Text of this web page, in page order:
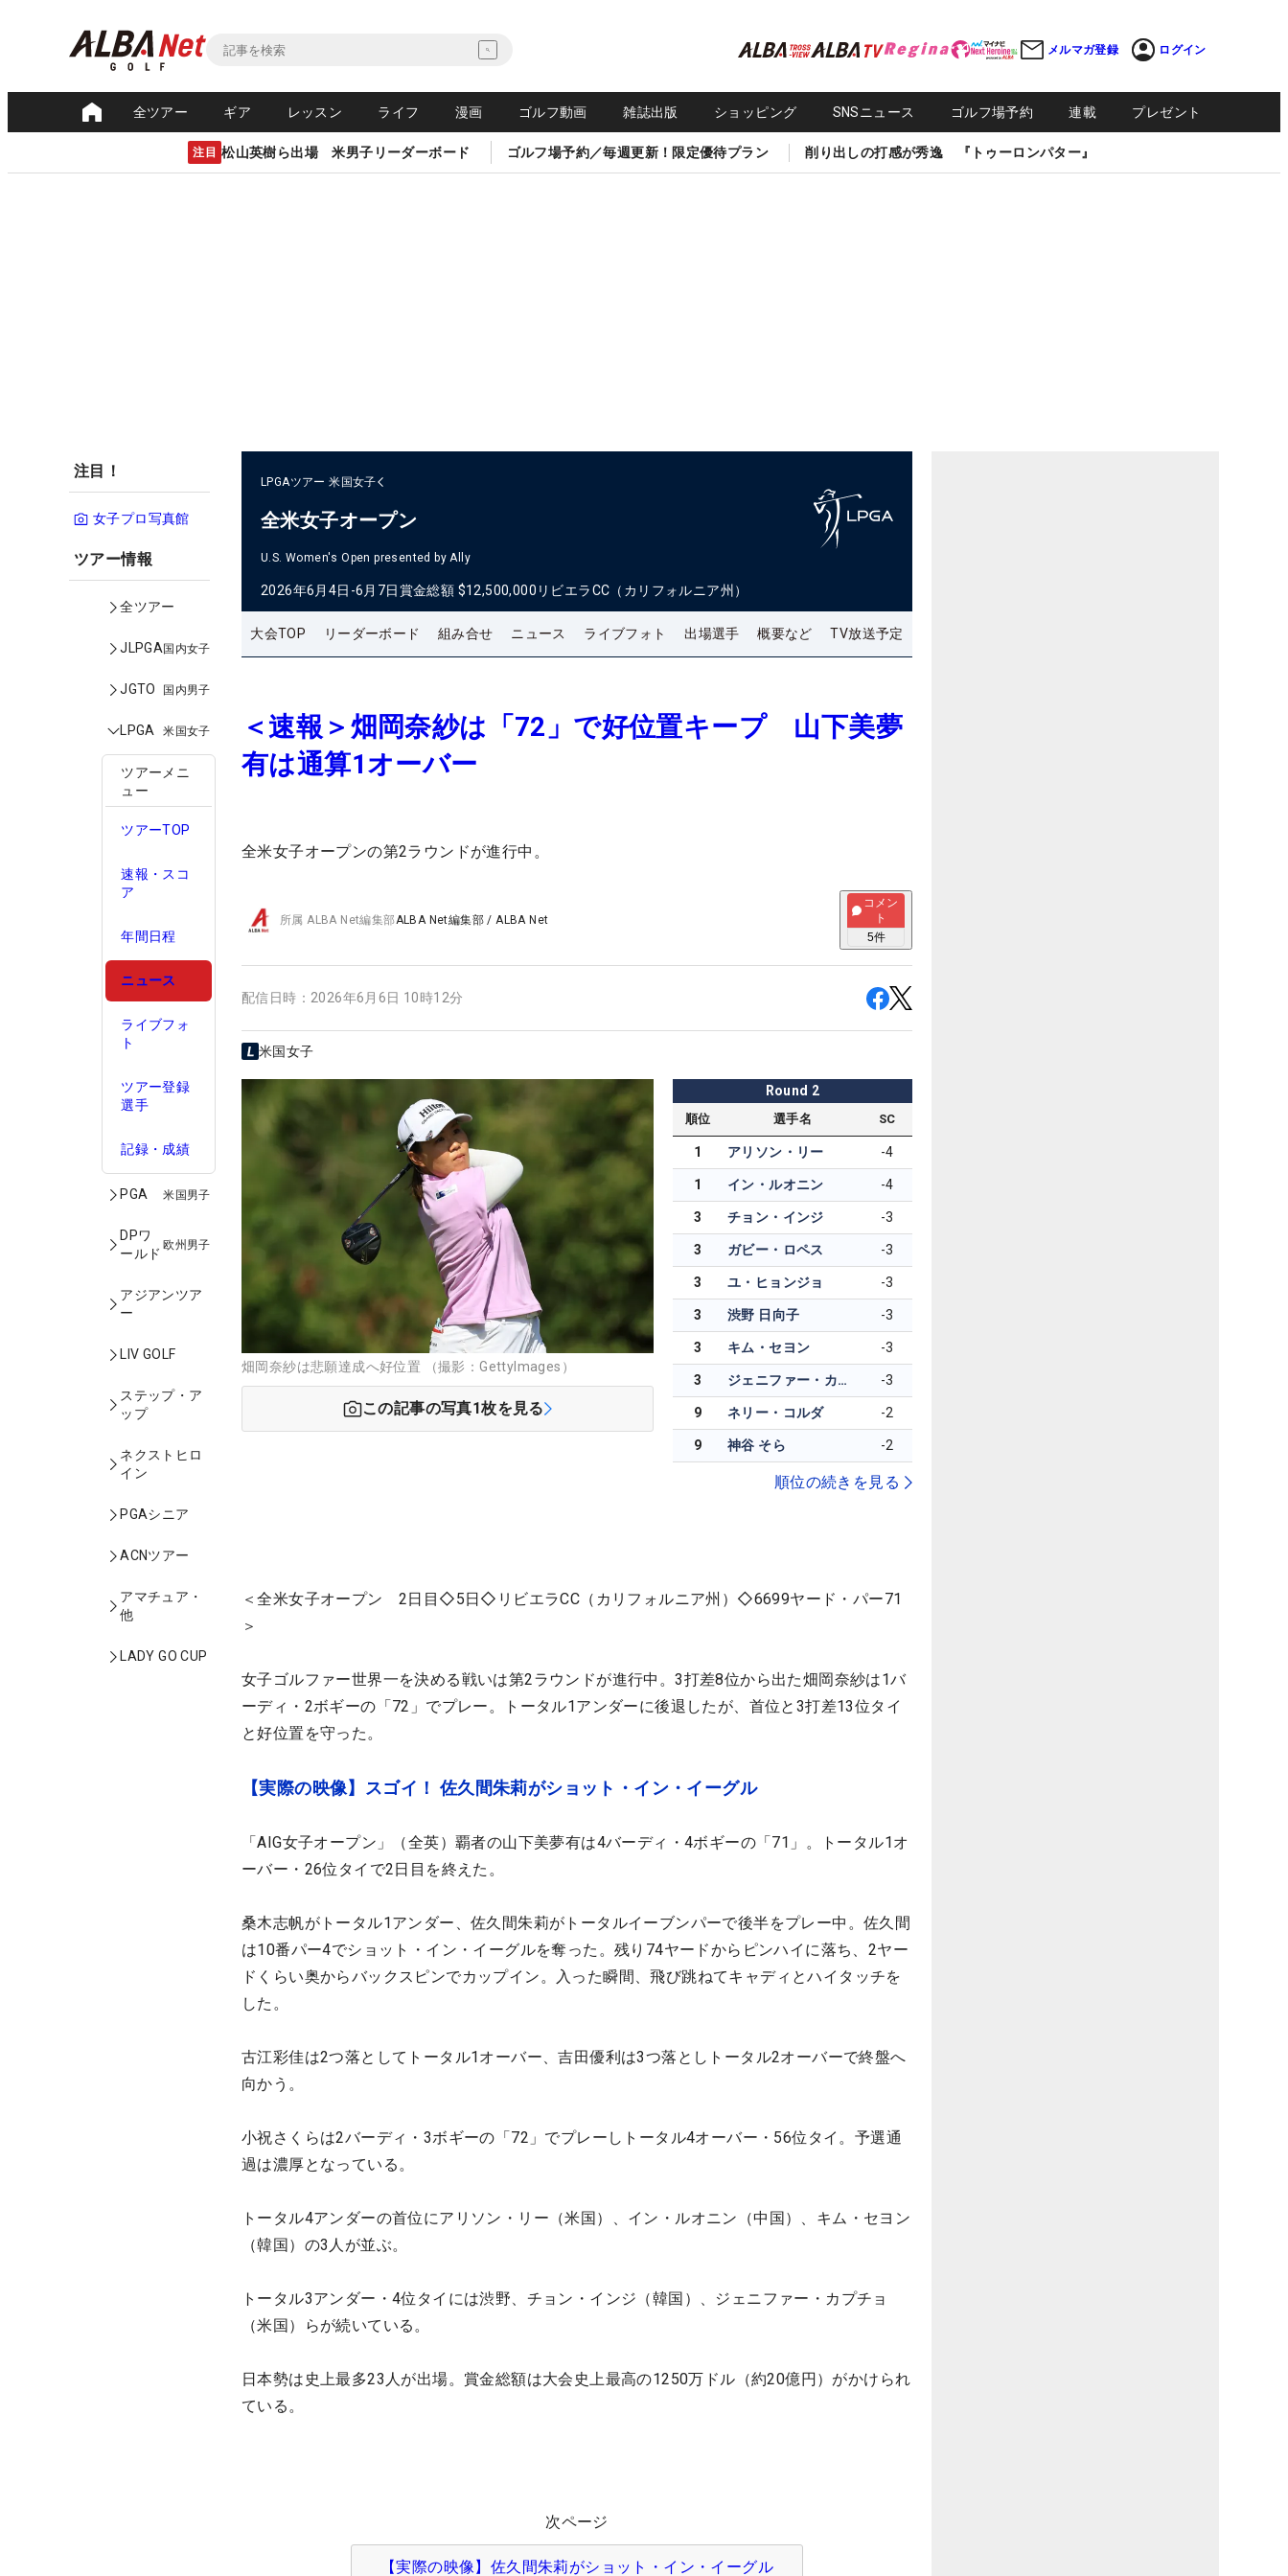
メルマガ登録 ログイン
全ツアー ギア レッスン ライフ 漫画 ゴルフ動画 雑誌出版 ショッピング SNSニュース ゴルフ場予約 連載 プレゼント
注目 松山英樹ら出場 米男子リーダーボード ゴルフ場予約／毎週更新！限定優待プラン 削り出しの打感が秀逸 『トゥーロンパター』
注目！
女子プロ写真館
ツアー情報
全ツアー
JLPGA国内女子
JGTO 国内男子
LPGA 米国女子
ツアーメニ
ュー
ツアーTOP
速報・スコ
ア
年間日程
ニュース
ライブフォ
ト
ツアー登録
選手
記録・成績
PGA 米国男子
DPワ
ールド
欧州男子
アジアンツア
ー
LIV GOLF
ステップ・ア
ップ
ネクストヒロ
イン
PGAシニア
ACNツアー
アマチュア・
他
LADY GO CUP
LPGAツアー 米国女子
全米女子オープン
U.S. Women's Open presented by Ally
2026年6月4日-6月7日賞金総額 $12,500,000 リビエラCC（カリフォルニア州）
大会TOP リーダーボード 組み合せ ニュース ライブフォト 出場選手 概要など TV放送予定
＜速報＞畑岡奈紗は「72」で好位置キープ 山下美夢
有は通算1オーバー
全米女子オープンの第2ラウンドが進行中。
所属ALBA Net編集部ALBA Net編集部 /ALBA Net
コメン
ト
5件
配信日時： 2026年6月6日 10時12分
米国女子
畑岡奈紗は悲願達成へ好位置 （撮影：GettyImages）
この記事の写真1枚を見る
Round 2
順位 選手名 SC
1 アリソン・リー -4
1 イン・ルオニン -4
3 チョン・インジ -3
3 ガビー・ロペス -3
3 ユ・ヒョンジョ -3
3 渋野 日向子 -3
3 キム・セヨン -3
3 ジェニファー・カプチョ -3
9 ネリー・コルダ -2
9 神谷 そら -2
順位の続きを見る
＜全米女子オープン 2日目◇5日◇リビエラCC（カリフォルニア州）◇6699ヤード・パー71
＞
女子ゴルファー世界一を決める戦いは第2ラウンドが進行中。3打差8位から出た畑岡奈紗は1バ
ーディ・2ボギーの「72」でプレー。トータル1アンダーに後退したが、首位と3打差13位タイ
と好位置を守った。
【実際の映像】スゴイ！ 佐久間朱莉がショット・イン・イーグル
「AIG女子オープン」（全英）覇者の山下美夢有は4バーディ・4ボギーの「71」。トータル1オ
ーバー・26位タイで2日目を終えた。
桑木志帆がトータル1アンダー、佐久間朱莉がトータルイーブンパーで後半をプレー中。佐久間
は10番パー4でショット・イン・イーグルを奪った。残り74ヤードからピンハイに落ち、2ヤー
ドくらい奥からバックスピンでカップイン。入った瞬間、飛び跳ねてキャディとハイタッチを
した。
古江彩佳は2つ落としてトータル1オーバー、吉田優利は3つ落としトータル2オーバーで終盤へ
向かう。
小祝さくらは2バーディ・3ボギーの「72」でプレーしトータル4オーバー・56位タイ。予選通
過は濃厚となっている。
トータル4アンダーの首位にアリソン・リー（米国）、イン・ルオニン（中国）、キム・セヨン
（韓国）の3人が並ぶ。
トータル3アンダー・4位タイには渋野、チョン・インジ（韓国）、ジェニファー・カプチョ
（米国）らが続いている。
日本勢は史上最多23人が出場。賞金総額は大会史上最高の1250万ドル（約20億円）がかけられ
ている。
次ページ
【実際の映像】佐久間朱莉がショット・イン・イーグル